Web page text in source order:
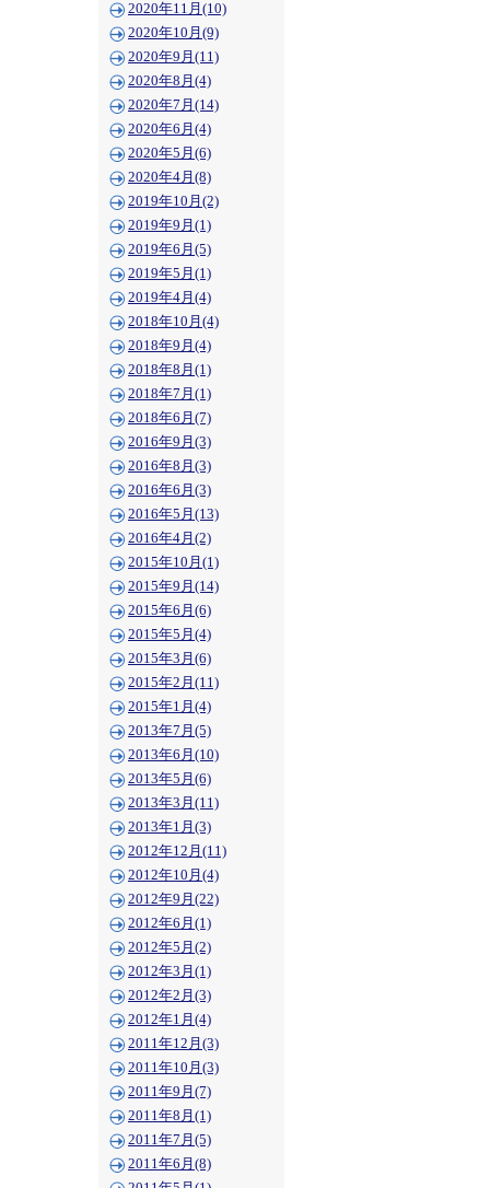
2020年11月(10)
2020年10月(9)
2020年9月(11)
2020年8月(4)
2020年7月(14)
2020年6月(4)
2020年5月(6)
2020年4月(8)
2019年10月(2)
2019年9月(1)
2019年6月(5)
2019年5月(1)
2019年4月(4)
2018年10月(4)
2018年9月(4)
2018年8月(1)
2018年7月(1)
2018年6月(7)
2016年9月(3)
2016年8月(3)
2016年6月(3)
2016年5月(13)
2016年4月(2)
2015年10月(1)
2015年9月(14)
2015年6月(6)
2015年5月(4)
2015年3月(6)
2015年2月(11)
2015年1月(4)
2013年7月(5)
2013年6月(10)
2013年5月(6)
2013年3月(11)
2013年1月(3)
2012年12月(11)
2012年10月(4)
2012年9月(22)
2012年6月(1)
2012年5月(2)
2012年3月(1)
2012年2月(3)
2012年1月(4)
2011年12月(3)
2011年10月(3)
2011年9月(7)
2011年8月(1)
2011年7月(5)
2011年6月(8)